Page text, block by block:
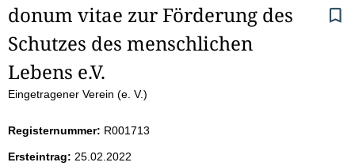
S
e
i
e
donum vitae zur Förderung des
Schutzes des menschlichen
Lebens e.V.
Eingetragener Verein (e. V.)
Registernummer: R001713
Ersteintrag: 25.02.2022